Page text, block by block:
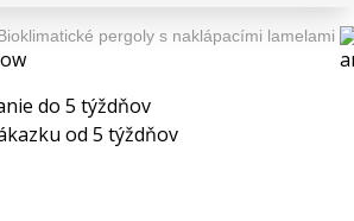
pergoly s naklápacími lamelami
do 5 týždňov
od 5 týždňov